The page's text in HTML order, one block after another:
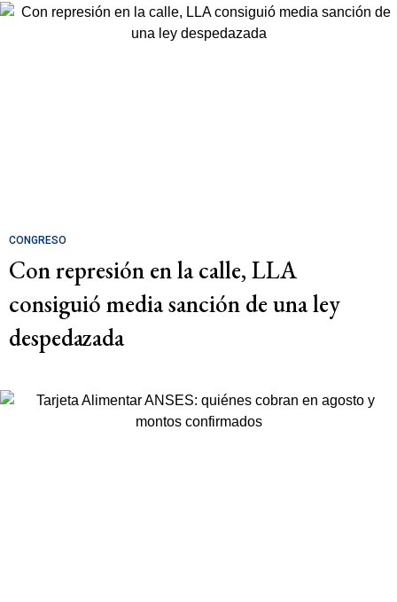
CONGRESO
Con represión en la calle, LLA
consiguió media sanción de una ley
despedazada